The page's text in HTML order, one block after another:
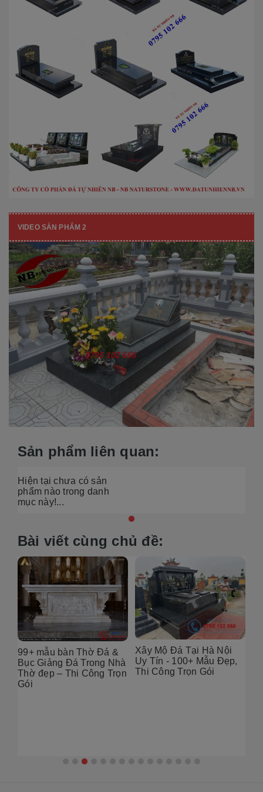
VIDEO SẢN PHẨM 2
Sản phẩm liên quan:
Hiện tại chưa có sản
phẩm nào trong danh
mục này!...
Bài viết cùng chủ đề:
99+ mẫu bàn Thờ Đá &
Bục Giảng Đá Trong Nhà
Thờ đẹp – Thi Công Trọn
Gói
Xây Mộ Đá Tại Hà Nội
Uy Tín - 100+ Mẫu Đẹp,
Thi Công Trọn Gói